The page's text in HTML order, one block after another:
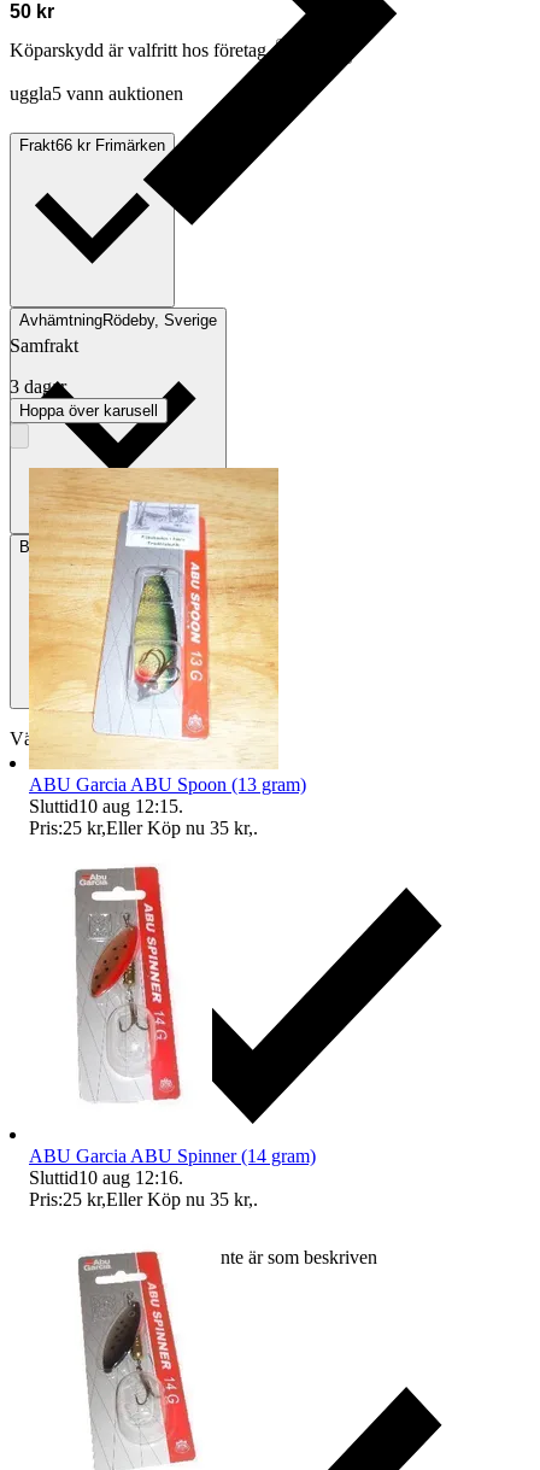
50 kr
Köparskydd är valfritt hos företag.
uggla5 vann auktionen
Frakt66 kr Frimärken
AvhämtningRödeby, Sverige
BetalningVia Tradera
Välj till köparskydd
Ersättning om varan inte är som beskriven
Samfrakt
3 dagar
Hoppa över karusell
ABU Garcia ABU Spoon (13 gram)
Sluttid10 aug 12:15.
Pris:25 kr,Eller Köp nu 35 kr,.
ABU Garcia ABU Spinner (14 gram)
Sluttid10 aug 12:16.
Pris:25 kr,Eller Köp nu 35 kr,.